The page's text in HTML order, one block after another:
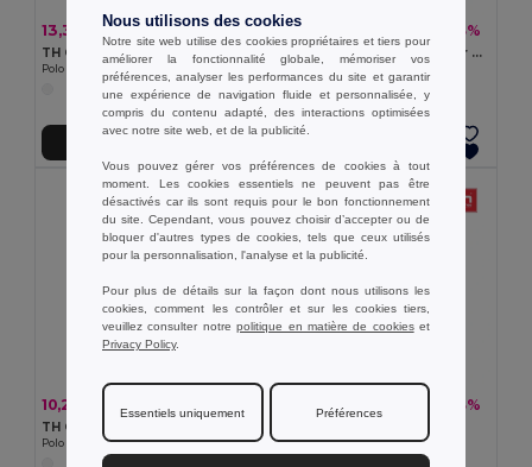
13,33 € -22%
TH Clothes 30209
Polo pour homme
10,10 € -33%
Polo en coton bicolore pour homme. Couleur blanche
Egotier 30136
10,22 €
TH Clothes 30175
Polo à manches courtes pour homme. Couleur blanche
-33%
Polo technique pour homme
Nous utilisons des cookies
Notre site web utilise des cookies propriétaires et tiers pour
améliorer la fonctionnalité globale, mémoriser vos
préférences, analyser les performances du site et garantir
une expérience de navigation fluide et personnalisée, y
compris du contenu adapté, des interactions optimisées
avec notre site web, et de la publicité.
Vous pouvez gérer vos préférences de cookies à tout
moment. Les cookies essentiels ne peuvent pas être
désactivés car ils sont requis pour le bon fonctionnement
du site. Cependant, vous pouvez choisir d’accepter ou de
bloquer d'autres types de cookies, tels que ceux utilisés
pour la personnalisation, l'analyse et la publicité.
Pour plus de détails sur la façon dont nous utilisons les
cookies, comment les contrôler et sur les cookies tiers,
veuillez consulter notrepolitique en matière de cookieset
Privacy Policy.
Essentiels uniquement Préférences